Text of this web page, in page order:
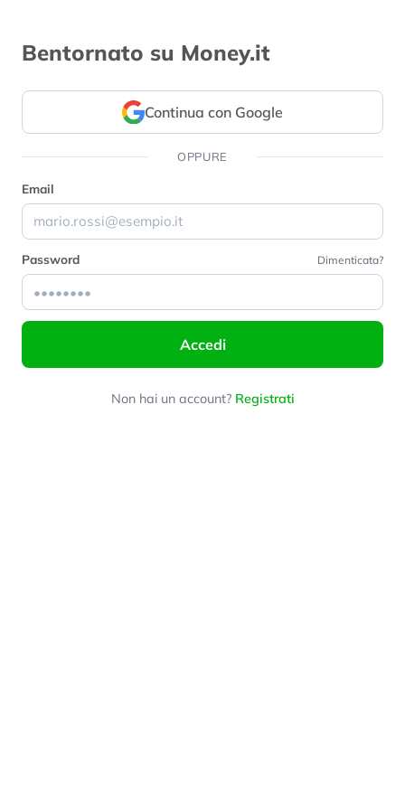
Bentornato su Money.it
Continua con Google
OPPURE
Email
Password Dimenticata?
Accedi
Non hai un account? Registrati